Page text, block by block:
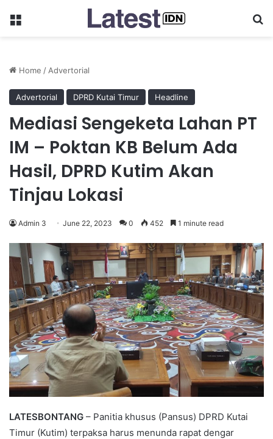
Menu
Home /Advertorial
Advertorial DPRD Kutai Timur Headline
Mediasi Sengeketa Lahan PT
IM – Poktan KB Belum Ada
Hasil, DPRD Kutim Akan
Tinjau Lokasi
Admin 3 June 22, 2023 0 452 1 minute read
LATESBONTANG – Panitia khusus (Pansus) DPRD Kutai
Timur (Kutim) terpaksa harus menunda rapat dengar